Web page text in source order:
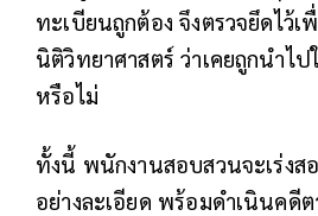
ทะเบียนถูกต้อง จึงตรวจยึดไว้เ
นิติวิทยาศาสตร์ ว่าเคยถูกนำไ
หรือไม่
ทั้งนี้ พนักงานสอบสวนจะเร่งส
อย่างละเอียด พร้อมดำเนินคดี